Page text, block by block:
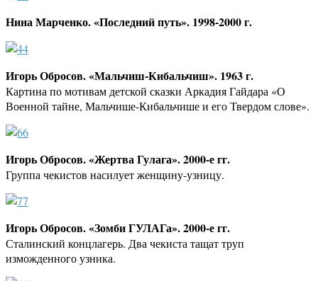
Нина Марченко. «Последний путь». 1998-2000 г.
Игорь Обросов. «Мальчиш-Кибальчиш». 1963 г.
Картина по мотивам детской сказки Аркадия Гайдара «О
Военной тайне, Мальчише-Кибальчише и его Твердом слове».
Игорь Обросов. «Жертва Гулага». 2000-е гг.
Группа чекистов насилует женщину-узницу.
Игорь Обросов. «Зомби ГУЛАГа». 2000-е гг.
Сталинский концлагерь. Два чекиста тащат труп
изможденного узника.